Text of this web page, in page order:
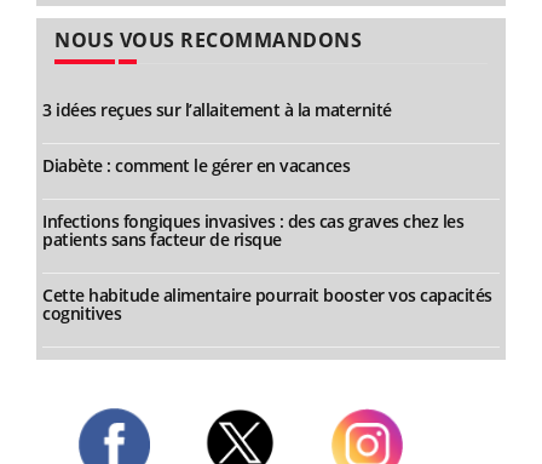
NOUS VOUS RECOMMANDONS
3 idées reçues sur l’allaitement à la maternité
Diabète : comment le gérer en vacances
Infections fongiques invasives : des cas graves chez les
patients sans facteur de risque
Cette habitude alimentaire pourrait booster vos capacités
cognitives